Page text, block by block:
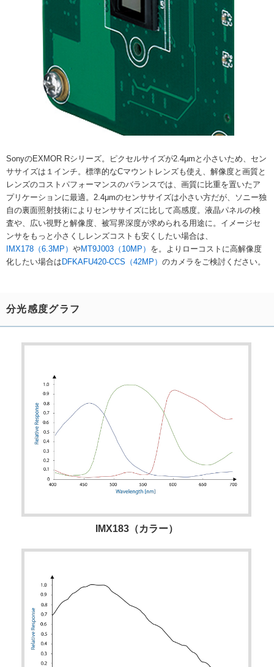
SonyのEXMOR Rシリーズ。ピクセルサイズが2.4μmと小さいため、セン
ササイズは１インチ。標準的なCマウントレンズも使え、解像度と画質と
レンズのコストパフォーマンスのバランスでは、画質に比重を置いたア
プリケーションに最適。2.4μmのセンササイズは小さい方だが、ソニー独
自の裏面照射技術によりセンササイズに比して高感度。液晶パネルの検
査や、広い視野と解像度、被写界深度が求められる用途に。イメージセ
ンサをもっと小さくしレンズコストも安くしたい場合は、
IMX178（6.3MP） やMT9J003（10MP） を。よりローコストに高解像度
化したい場合は DFKAFU420-CCS（42MP） のカメラをご検討ください。
分光感度グラフ
IMX183（カラー）